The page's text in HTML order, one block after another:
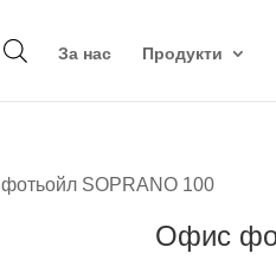
За нас Продукти
SOPRANO 100
Офис